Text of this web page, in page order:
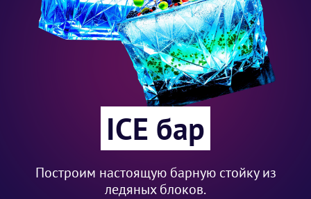
ICE бар
Построим настоящую барную стойку из
ледяных блоков.